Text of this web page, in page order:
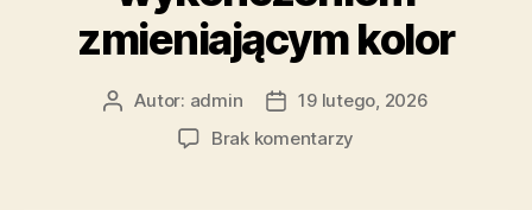
zmieniającym kolor
AutorAutor: admin
Data19 lutego, 2026
Brak komentarzy